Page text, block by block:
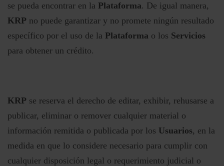
se pueda encontrar en la Plataforma. De igual manera,
KRP no puede garantizar y no promete ningún resultado
específico por el uso de la Plataforma o los Servicios
para obtener un crédito.
KRP se reserva el derecho de editar, exhibir, rehusarse a
publicar, eliminar o remover cualquier material o
información remitida o publicada por los Usuarios, en la
medida en que lo considere necesario para cumplir con
cualquier disposición legal o requerimiento judicial o